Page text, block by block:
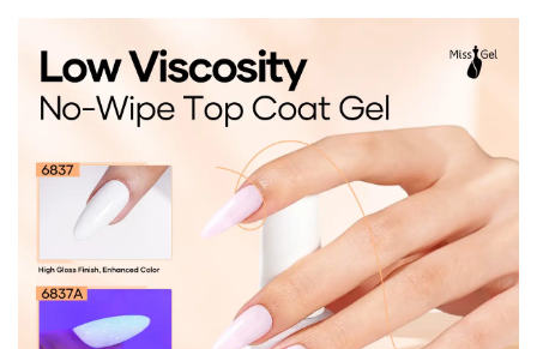
garantissant un produit sûr et de haute qualité pour
votre marque. Ce gel supérieur innovant combine des
paillettes ultra-fins avec de la poudre de diamant
concassée pour fournir une brillante brillance
multidimensionnelle qui capture la lumière sous tous
les angles. Parfait pour les distributeurs en gros, les
marques de marques privées et les gammes de
produits à ongles OEM à la recherche d'une couche de
finition scintillante.